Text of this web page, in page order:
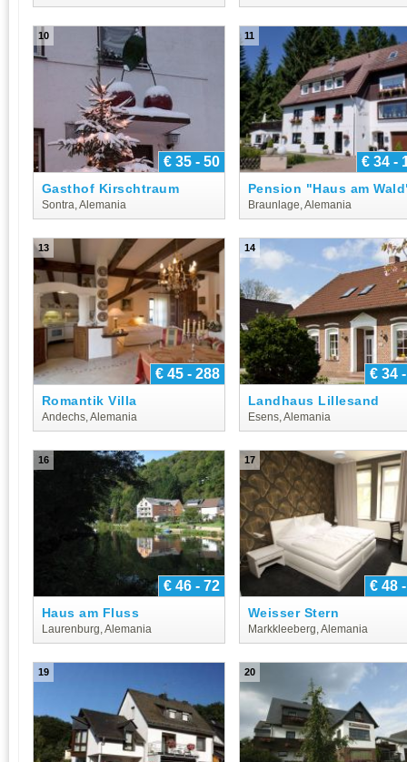
10
€ 35 - 50
Gasthof Kirschtraum
Sontra, Alemania
11
€ 34 -
Pension "Haus am
Braunlage, Alemania
13
€ 45 - 288
Romantik Villa
Andechs, Alemania
14
€ 34
Landhaus Lillesand
Esens, Alemania
16
€ 46 - 72
Haus am Fluss
Laurenburg, Alemania
17
€ 48
Weisser Stern
Markkleeberg, Alemania
19 20